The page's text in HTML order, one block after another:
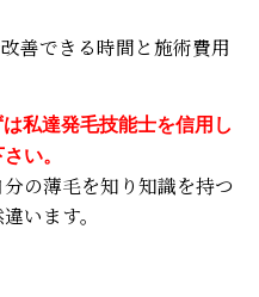
善できる時間と施術費用
は私達発毛技能士を信用し
い。
の薄毛を知り知識を持つ
います。